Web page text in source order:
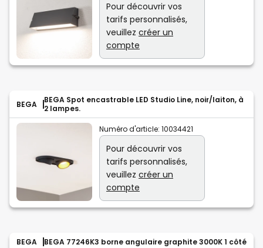
Pour découvrir vos
tarifs personnalisés,
veuillez créer un
compte
BEGA
BEGA Spot encastrable LED Studio Line, noir/laiton, à
2 lampes.
Numéro d'article: 10034421
Pour découvrir vos
tarifs personnalisés,
veuillez créer un
compte
BEGA BEGA 77246K3 borne angulaire graphite 3000K 1 côté